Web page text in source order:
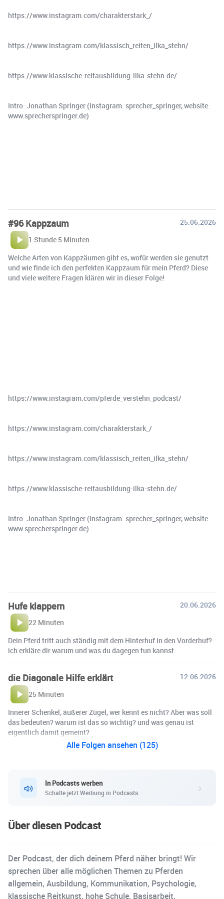
https://www.instagram.com/charakterstark_/
https://www.instagram.com/klassisch_reiten_ilka_stehn/
https://www.klassische-reitausbildung-ilka-stehn.de/
Intro: Jonathan Springer (instagram: sprecher_springer, website:
www.sprecherspringer.de)
#96 Kappzaum
25.06.2026
1 Stunde 5 Minuten
Welche Arten von Kappzäumen gibt es, wofür werden sie genutzt
und wie finde ich den perfekten Kappzaum für mein Pferd? Diese
und viele weitere Fragen klären wir in dieser Folge!
https://www.instagram.com/pferde_verstehn_podcast/
https://www.instagram.com/charakterstark_/
https://www.instagram.com/klassisch_reiten_ilka_stehn/
https://www.klassische-reitausbildung-ilka-stehn.de/
Intro: Jonathan Springer (instagram: sprecher_springer, website:
www.sprecherspringer.de)
Hufe klappern
20.06.2026
22 Minuten
Dein Pferd tritt auch ständig mit dem Hinterhuf in den Vorderhuf?
ich erkläre dir warum und was du dagegen tun kannst
die Diagonale Hilfe erklärt
12.06.2026
25 Minuten
Innerer Schenkel, äußerer Zügel, wer kennt es nicht? Aber was soll
das bedeuten? warum ist das so wichtig? und was genau ist
eigentlich damit gemeint?
Alle Folgen ansehen (125)
In Podcasts werben
Schalte jetzt Werbung in Podcasts.
Über diesen Podcast
Der Podcast, der dich deinem Pferd näher bringt! Wir
sprechen über alle möglichen Themen zu Pferden
allgemein, Ausbildung, Kommunikation, Psychologie,
klassische Reitkunst, hohe Schule, Basisarbeit,